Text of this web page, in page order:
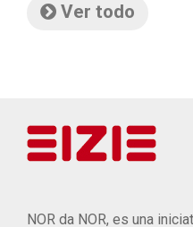
Ver todo
NOR da NOR, es una